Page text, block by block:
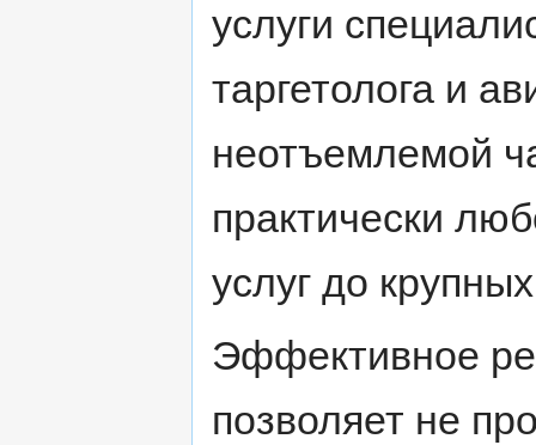
услуги
таргетолога и
неотъемлемой
практически
услуг до
Эффективное
позволяет не